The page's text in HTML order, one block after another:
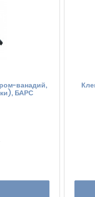
ванадий,
БАРС